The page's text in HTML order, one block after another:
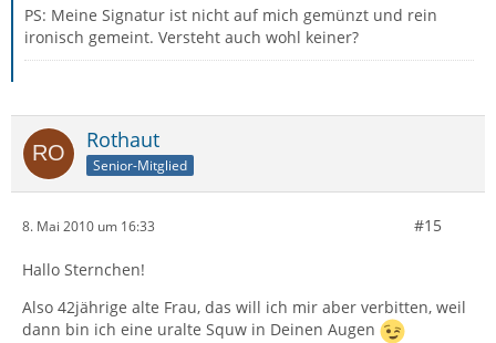
PS: Meine Signatur ist nicht auf mich gemünzt und rein
ironisch gemeint. Versteht auch wohl keiner?
Rothaut
Senior-Mitglied
8. Mai 2010 um 16:33 #15
Hallo Sternchen!
Also 42jährige alte Frau, das will ich mir aber verbitten, weil
dann bin ich eine uralte Squw in Deinen Augen